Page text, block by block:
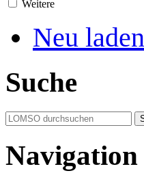
Weitere
Neu laden
Suche
Navigation